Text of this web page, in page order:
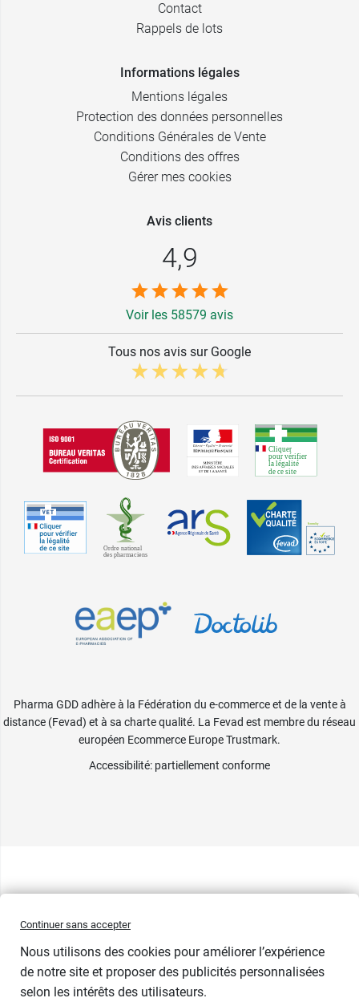
Contact
Rappels de lots
Informations légales
Mentions légales
Protection des données personnelles
Conditions Générales de Vente
Conditions des offres
Gérer mes cookies
Avis clients
4,9
Voir les 58579 avis
Tous nos avis sur Google
Pharma GDD adhère à la Fédération du e-commerce et de la vente à
distance (Fevad) et à sa charte qualité. La Fevad est membre du réseau
européen Ecommerce Europe Trustmark.
Accessibilité: partiellement conforme
Continuer sans accepter
Nous utilisons des cookies pour améliorer l’expérience
de notre site et proposer des publicités personnalisées
selon les intérêts des utilisateurs.